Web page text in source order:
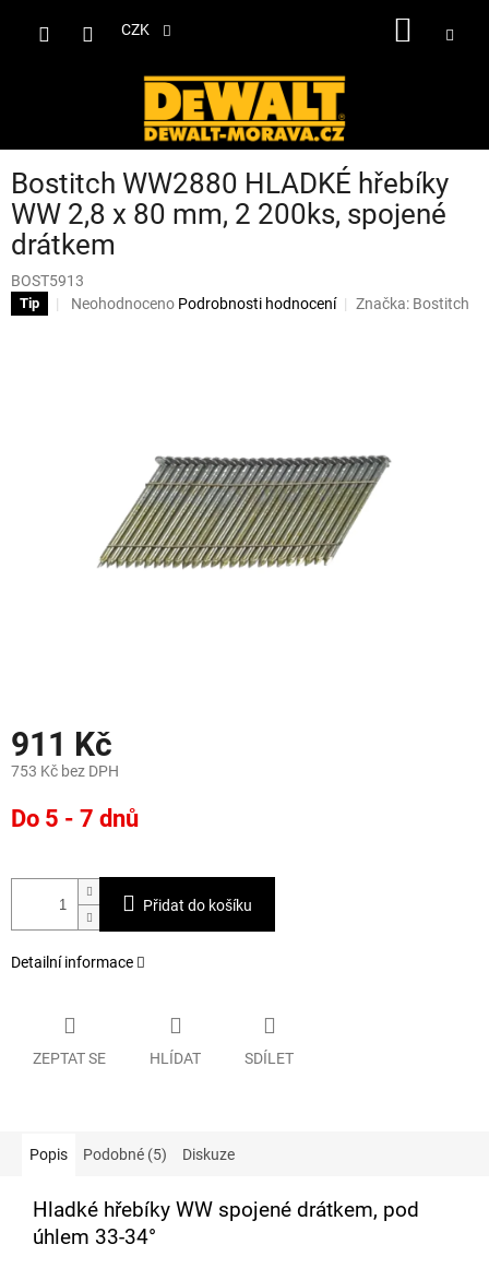
CZK
Bostitch WW2880 HLADKÉ hřebíky
WW 2,8 x 80 mm, 2 200ks, spojené
drátkem
BOST5913
Tip
Průměrné
Neohodnoceno Podrobnosti hodnocení Značka: Bostitch
911 Kč
753 Kč bez DPH
cena:
Do 5 - 7 dnů
Přidat do košíku
Detailní informace
ZEPTAT SE HLÍDAT SDÍLET
Popis Podobné (5) Diskuze
Hladké hřebíky WW spojené drátkem, pod
úhlem 33-34°